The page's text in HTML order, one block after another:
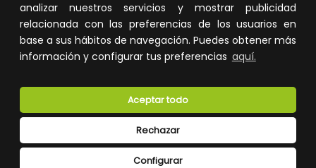
analizar nuestros servicios y mostrar publicidad
relacionada con las preferencias de los usuarios en
base a sus hábitos de navegación. Puedes obtener más
información y configurar tus preferencias aquí.
Configurar
Rechazar
Aceptar todo
Atención al cliente